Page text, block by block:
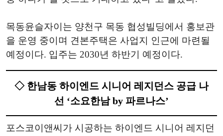
목동윤슬자이는 양천구 목동 협성빌딩에서 홍보관
을 운영 중이며 견본주택은 사업지 인근에 마련될
예정이다. 입주는 2030년 하반기 예정이다.
◇ 한남동 하이엔드 시니어 레지던스 공급 나
선 ‘소요한남 by 파르나스’
포스코이앤씨가 시공하는 하이엔드 시니어 레지던